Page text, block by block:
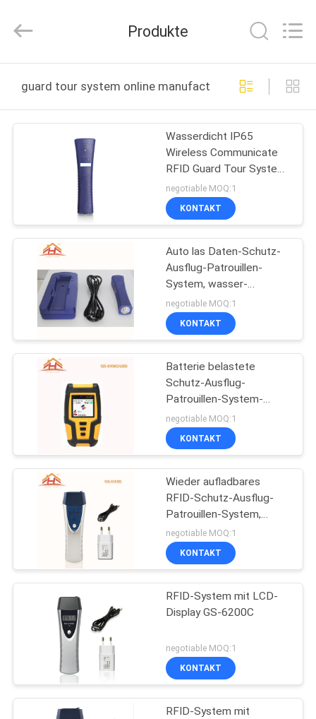
HAUSE
PRODUKTE
ÜBER
WERKSBESICHTIGUNG
QUALITÄTSKONTROLLE
KONTAKT
BITTE
ANGEBOT
SITEMAP
DATENSCHUTZ-
BESTIMMUNGEN
COMPANY
LIMITED.
Reserved.
Produkte
guard tour system online manufacture
Wasserdicht IP65
Wireless Communicate
RFID Guard Tour System
wiederaufladbar GS-
8000F
negotiable MOQ:1
KONTAKT
Auto las Daten-Schutz-
Ausflug-Patrouillen-
System, wasser-
Beweis-Schutz-Ausflug-
Überwachungsanlage
negotiable MOQ:1
KONTAKT
Batterie belastete
Schutz-Ausflug-
Patrouillen-System-
Gerät-Stützon-line-
Software
negotiable MOQ:1
KONTAKT
Wieder aufladbares
RFID-Schutz-Ausflug-
Patrouillen-System,
Sicherheitsbeamte-
Überwachungsanlage
negotiable MOQ:1
KONTAKT
RFID-System mit LCD-
Display GS-6200C
negotiable MOQ:1
KONTAKT
RFID-System mit